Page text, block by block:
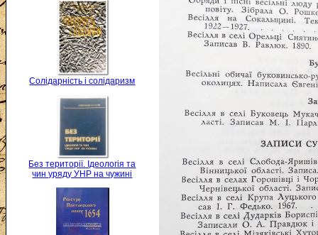
Солідарність і солідаризм
Без території. Ідеологія та
чин уряду УНР на чужині